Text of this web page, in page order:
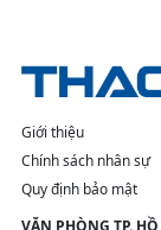
Giới thiệu
Chính sách nhân sự
Quy định bảo mật
VĂN PHÒNG TP.